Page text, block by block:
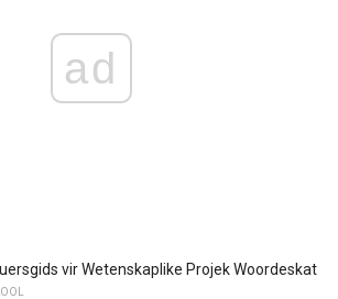
ad
vir Wetenskaplike Projek Woordeskat